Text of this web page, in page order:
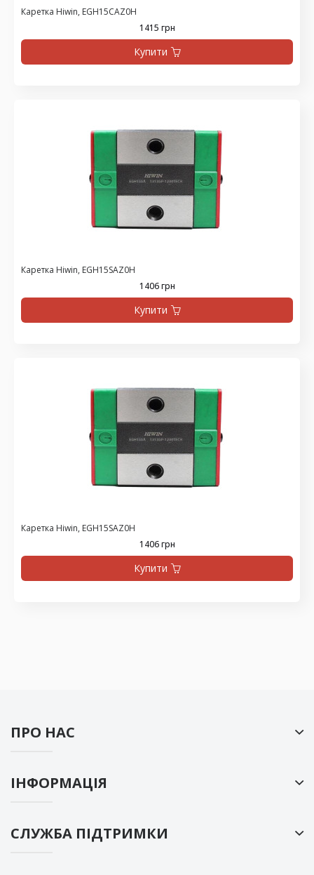
Каретка Hiwin, EGH15CAZ0H
1415 грн
Купити
Каретка Hiwin, EGH15SAZ0H
1406 грн
Купити
Каретка Hiwin, EGH15SAZ0H
1406 грн
Купити
ПРО НАС
ІНФОРМАЦІЯ
СЛУЖБА ПІДТРИМКИ